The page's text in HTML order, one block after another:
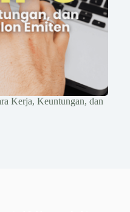
Kerja, Keuntungan, dan